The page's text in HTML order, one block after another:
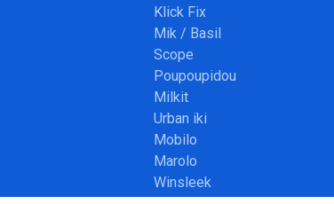
Klick Fix
Mik / Basil
Scope
Poupoupidou
Milkit
Urban iki
Mobilo
Marolo
Winsleek